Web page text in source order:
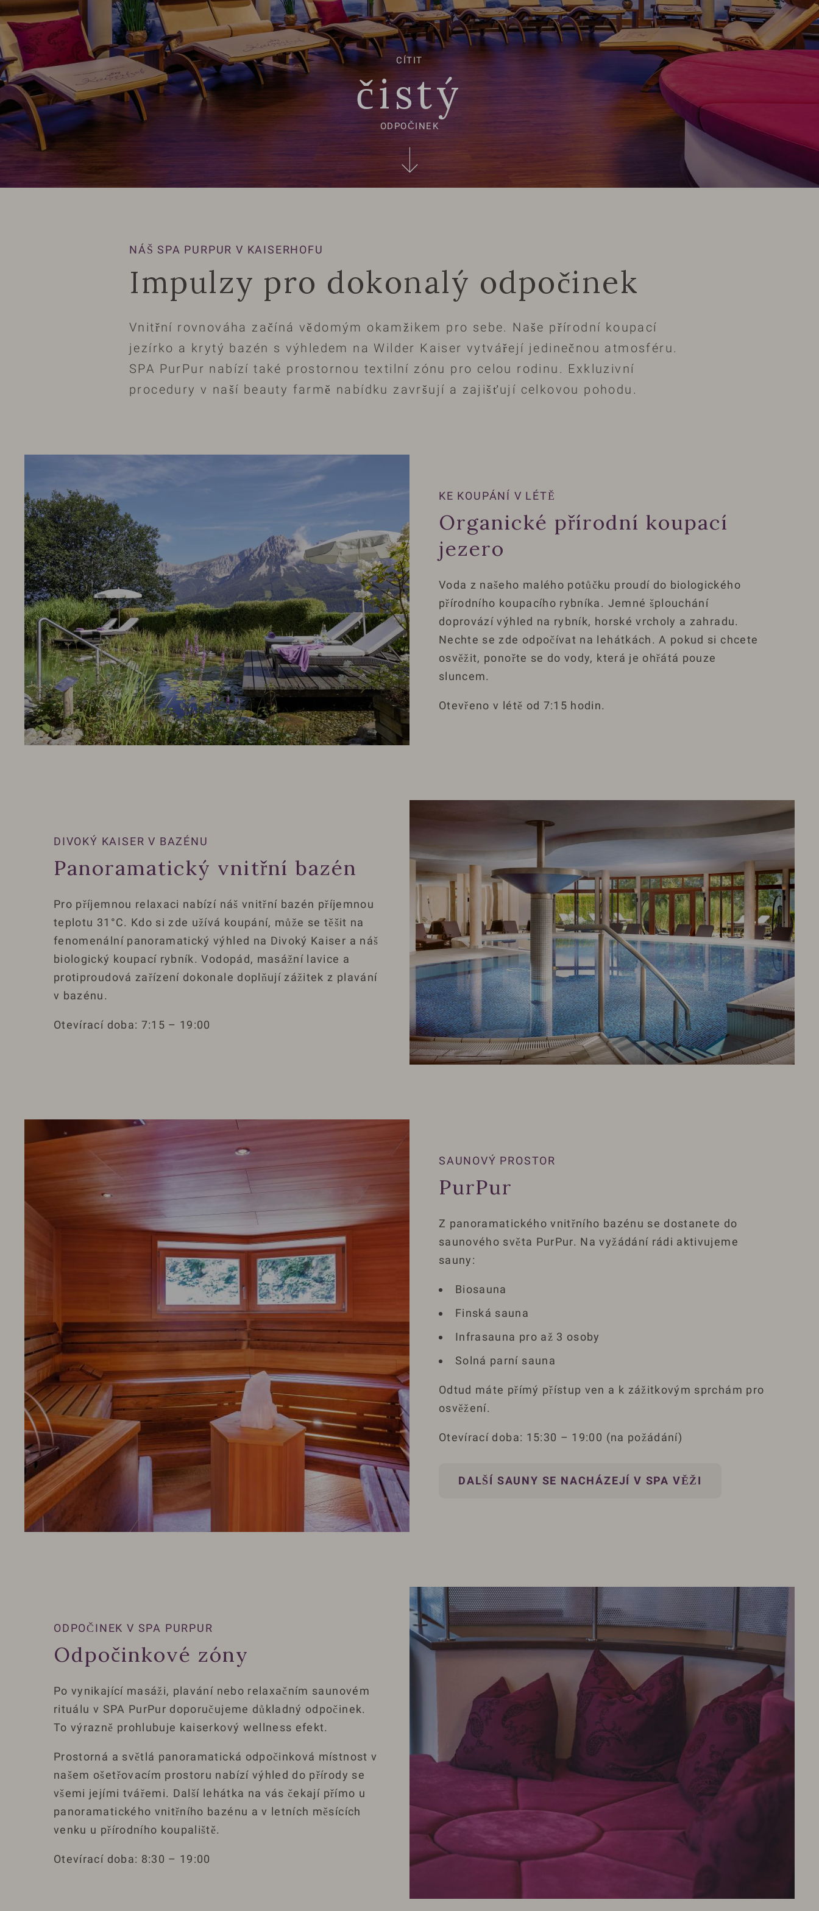
CÍTIT
čistý
ODPOČINEK
NÁŠ SPA PURPUR V KAISERHOFU
Impulzy pro dokonalý odpočinek
Vnitřní rovnováha začíná vědomým okamžikem pro sebe. Naše přírodní koupací
jezírko a krytý bazén s výhledem na Wilder Kaiser vytvářejí jedinečnou atmosféru.
SPA PurPur nabízí také prostornou textilní zónu pro celou rodinu. Exkluzivní
procedury v naší beauty farmě nabídku završují a zajišťují celkovou pohodu.
KE KOUPÁNÍ V LÉTĚ
Organické přírodní koupací
jezero
Voda z našeho malého potůčku proudí do biologického
přírodního koupacího rybníka. Jemné šplouchání
doprovází výhled na rybník, horské vrcholy a zahradu.
Nechte se zde odpočívat na lehátkách. A pokud si chcete
osvěžit, ponořte se do vody, která je ohřátá pouze
sluncem.
Otevřeno v létě od 7:15 hodin.
DIVOKÝ KAISER V BAZÉNU
Panoramatický vnitřní bazén
Pro příjemnou relaxaci nabízí náš vnitřní bazén příjemnou
teplotu 31°C. Kdo si zde užívá koupání, může se těšit na
fenomenální panoramatický výhled na Divoký Kaiser a náš
biologický koupací rybník. Vodopád, masážní lavice a
protiproudová zařízení dokonale doplňují zážitek z plavání
v bazénu.
Otevírací doba: 7:15 – 19:00
SAUNOVÝ PROSTOR
PurPur
Z panoramatického vnitřního bazénu se dostanete do
saunového světa PurPur. Na vyžádání rádi aktivujeme
sauny:
Biosauna
Finská sauna
Infrasauna pro až 3 osoby
Solná parní sauna
Odtud máte přímý přístup ven a k zážitkovým sprchám pro
osvěžení.
Otevírací doba: 15:30 – 19:00 (na požádání)
DALŠÍ SAUNY SE NACHÁZEJÍ V SPA VĚŽI
ODPOČINEK V SPA PURPUR
Odpočinkové zóny
Po vynikající masáži, plavání nebo relaxačním saunovém
rituálu v SPA PurPur doporučujeme důkladný odpočinek.
To výrazně prohlubuje kaiserkový wellness efekt.
Prostorná a světlá panoramatická odpočinková místnost v
našem ošetřovacím prostoru nabízí výhled do přírody se
všemi jejími tvářemi. Další lehátka na vás čekají přímo u
panoramatického vnitřního bazénu a v letních měsících
venku u přírodního koupaliště.
Otevírací doba: 8:30 – 19:00